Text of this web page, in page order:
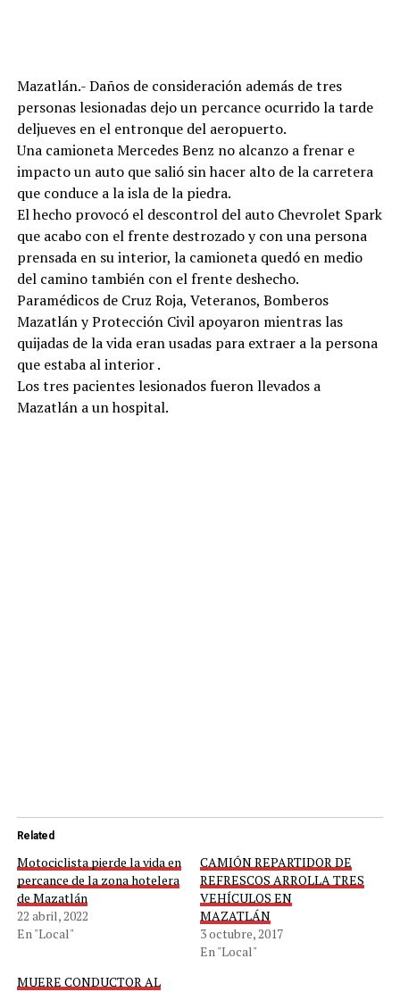
Mazatlán.- Daños de consideración además de tres
personas lesionadas dejo un percance ocurrido la tarde
deljueves en el entronque del aeropuerto.
Una camioneta Mercedes Benz no alcanzo a frenar e
impacto un auto que salió sin hacer alto de la carretera
que conduce a la isla de la piedra.
El hecho provocó el descontrol del auto Chevrolet Spark
que acabo con el frente destrozado y con una persona
prensada en su interior, la camioneta quedó en medio
del camino también con el frente deshecho.
Paramédicos de Cruz Roja, Veteranos, Bomberos
Mazatlán y Protección Civil apoyaron mientras las
quijadas de la vida eran usadas para extraer a la persona
que estaba al interior .
Los tres pacientes lesionados fueron llevados a
Mazatlán a un hospital.
Related
Motociclista pierde la vida en
percance de la zona hotelera
de Mazatlán
22 abril, 2022
En "Local"
CAMIÓN REPARTIDOR DE
REFRESCOS ARROLLA TRES
VEHÍCULOS EN
MAZATLÁN
3 octubre, 2017
En "Local"
MUERE CONDUCTOR AL